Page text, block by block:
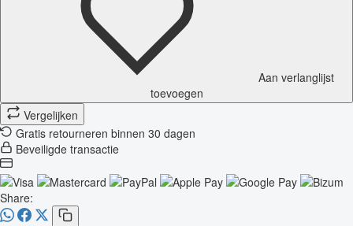
Aan verlanglijst
toevoegen
Vergelijken
Gratis retourneren binnen 30 dagen
Beveiligde transactie
Share: